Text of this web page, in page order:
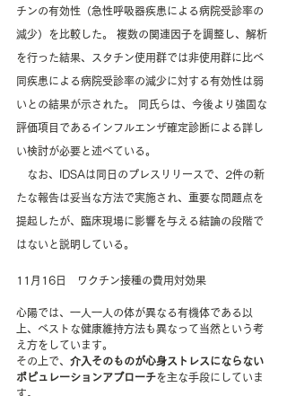
チンの有効性（急性呼吸器疾患による病院受診率の
減少）を比較した。 複数の関連因子を調整し、解析
を行った結果、スタチン使用群では非使用群に比べ
同疾患による病院受診率の減少に対する有効性は弱
いとの結果が示された。 同氏らは、今後より強固な
評価項目であるインフルエンザ確定診断による詳し
い検討が必要と述べている。
なお、IDSAは同日のプレスリリースで、2件の新
たな報告は妥当な方法で実施され、重要な問題点を
提起したが、臨床現場に影響を与える結論の段階で
はないと説明している。
11月16日　ワクチン接種の費用対効果
心陽では、一人一人の体が異なる有機体である以
上、ベストな健康維持方法も異なって当然という考
え方をしています。
その上で、 介入そのものが心身ストレスにならない
ポピュレーションアプローチを主な手段にしていま
す。